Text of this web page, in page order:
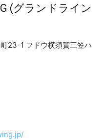
(グランドライン
23-1 フドウ横須賀三笠ハ